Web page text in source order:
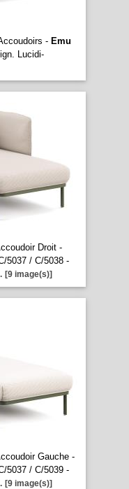
- Emu
Lucidi-
Droit -
5037 / C/5038 -
[9 image(s)]
Gauche -
5037 / C/5039 -
[9 image(s)]